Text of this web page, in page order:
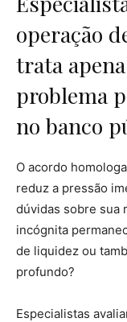
operação
trata
problema
no banco
O acordo
reduz a pressão
dúvidas sobre sua
incógnita
de liquidez ou
profundo?
Especialistas